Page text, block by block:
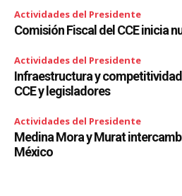
Actividades del Presidente
Comisión Fiscal del CCE inicia
Actividades del Presidente
Infraestructura y
CCE y legisladores
Actividades del Presidente
Medina Mora y Murat
México